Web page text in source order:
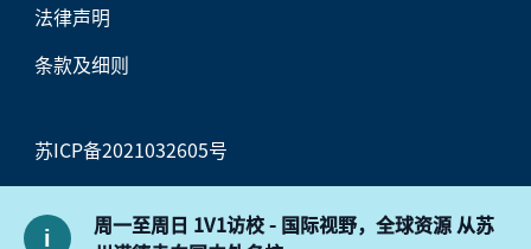
周一至周日 1V1访校 - 国际视野，全球资源 从苏
法律声明
条款及细则
苏ICP备2021032605号